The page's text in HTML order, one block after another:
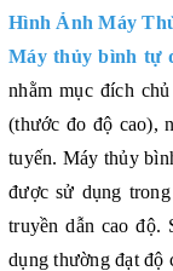
Hình Ảnh Máy
Máy thủy bình tự
nhằm mục đích
(thước đo độ cao),
tuyến. Máy thủy
được sử dụng
truyền dẫn cao độ.
dụng thường đạt độ